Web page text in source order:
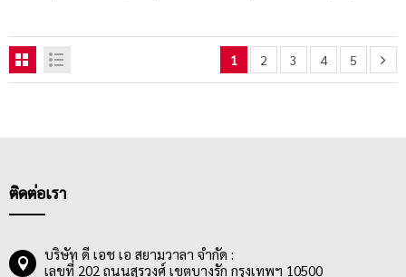
1 2 3 4 5
ติดต่อเรา
บริษัท ดี เอช เอ สยามวาลา จำกัด :
เลขที่ 202 ถนนสุรวงศ์ เขตบางรัก กรุงเทพฯ 10500